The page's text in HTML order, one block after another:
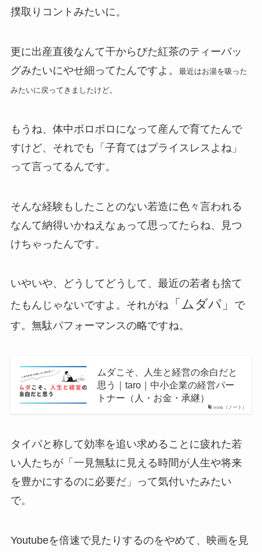
撲取りコントみたいに。
更に出産直後なんて干からびた紅茶のティーバッ
グみたいにやせ細ってたんですよ。
最近はお湯を吸った
みたいに戻ってきましたけど。
もうね、体中ボロボロになって産んで育てたんで
すけど、それでも「子育てはプライスレスよね」
って言ってるんです。
そんな経験もしたことのない若造に色々言われる
なんて納得いかねえなぁって思ってたらね、見つ
けちゃったんです。
いやいや、どうしてどうして、最近の若者も捨て
たもんじゃないですよ。それがね「ムダパ」
で
す。無駄パフォーマンスの略ですね。
note（ノート）
ムダこそ、人生と経営の余白だと
思う｜taro｜中小企業の経営パー
トナー（人・お金・承継）
タイパと称して効率を追い求めることに疲れた若
い人たちが「一見無駄に見える時間が人生や将来
を豊かにするのに必要だ」って気付いたみたい
で。
Youtubeを倍速で見たりするのをやめて、映画を見